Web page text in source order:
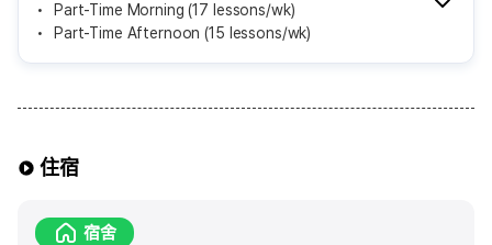
Part-Time Morning (17 lessons/wk)
Part-Time Afternoon (15 lessons/wk)
住宿
宿舍